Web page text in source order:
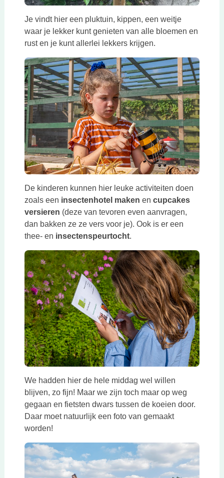
Je vindt hier een pluktuin, kippen, een weitje
waar je lekker kunt genieten van alle bloemen en
rust en je kunt allerlei lekkers krijgen.
De kinderen kunnen hier leuke activiteiten doen
zoals een insectenhotel maken en cupcakes
versieren (deze van tevoren even aanvragen,
dan bakken ze ze vers voor je). Ook is er een
thee- en insectenspeurtocht.
We hadden hier de hele middag wel willen
blijven, zo fijn! Maar we zijn toch maar op weg
gegaan en fietsten dwars tussen de koeien door.
Daar moet natuurlijk een foto van gemaakt
worden!